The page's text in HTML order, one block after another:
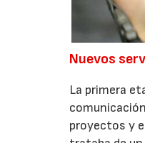
Nuevos
La primera
proyectos y